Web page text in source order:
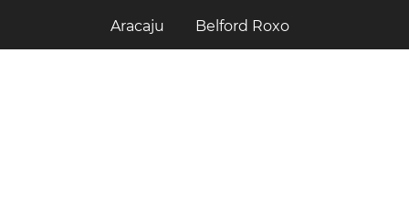
Aracaju Belford Roxo